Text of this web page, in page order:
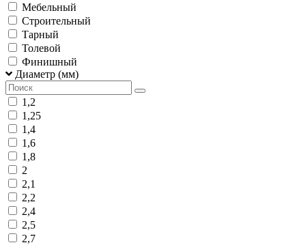
Мебельный
Строительный
Тарный
Толевой
Финишный
Диаметр (мм)
1,2
1,25
1,4
1,6
1,8
2
2,1
2,2
2,4
2,5
2,7